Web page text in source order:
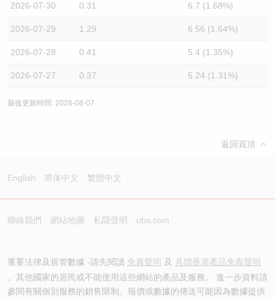
2026-07-30 0.31 6.7 (1.68%)
2026-07-29 1.29 6.56 (1.64%)
2026-07-28 0.41 5.4 (1.35%)
2026-07-27 0.37 5.24 (1.31%)
最後更新時間: 2026-08-07
返回頁頂
English 简体中文 繁體中文
聯絡我們 網站地圖 私隱聲明 ubs.com
重要法律及規管數據 -請先閱讀 免責聲明 及 具體香港產品免責聲明
。其他國家的居民或不能使用這些網站的產品及服務。 進一步資料請
參閱有關個別服務的銷售限制。報價或數據的傳送可能因為數據提供